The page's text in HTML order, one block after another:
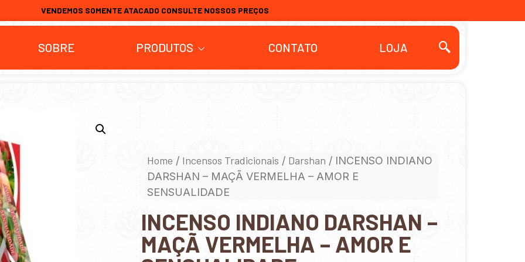
VENDEMOS SOMENTE ATACADO CONSULTE NOSSOS PREÇOS
SOBRE PRODUTOS CONTATO LOJA
Home / Incensos Tradicionais / Darshan / INCENSO INDIANO
DARSHAN – MAÇÃ VERMELHA – AMOR E
SENSUALIDADE
INCENSO INDIANO DARSHAN –
MAÇÃ VERMELHA – AMOR E